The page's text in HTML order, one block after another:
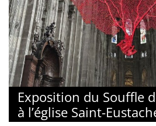
Exposition du Souffle
à l’église Saint-